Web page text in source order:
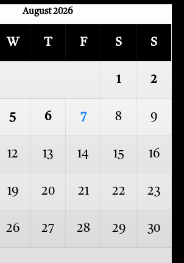
August 2026
W T F S S
1 2
5 6 7 8 9
12 13 14 15 16
19 20 21 22 23
26 27 28 29 30